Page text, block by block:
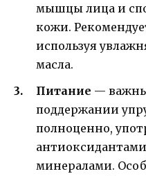
мышцы лица и
кожи.
используя
масла.
Питание —
поддержании
полноценно,
минералами.